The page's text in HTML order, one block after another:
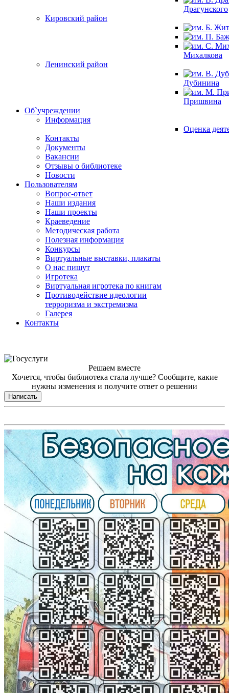
Драгунского
Кировский район
Михалкова
Ленинский район
Дубинина
Пришвина
Об`учреждении
Информация
Оценка
Контакты
Документы
Вакансии
Отзывы о библиотеке
Новости
Пользователям
Вопрос-ответ
Наши издания
Наши проекты
Краеведение
Методическая работа
Полезная информация
Конкурсы
Виртуальные выставки, плакаты
О нас пишут
Игротека
Виртуальная игротека по книгам
Противодействие идеологии
терроризма и экстремизма
Галерея
Контакты
Решаем вместе
Хочется, чтобы библиотека стала лучше? Сообщите, какие
нужны изменения и получите ответ о решении
Написать